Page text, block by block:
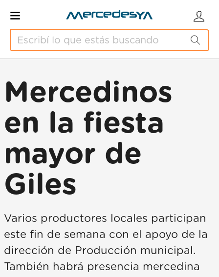
Mercedinos
en la fiesta
mayor de
Giles
Varios productores locales participan
este fin de semana con el apoyo de la
dirección de Producción municipal.
También habrá presencia mercedina